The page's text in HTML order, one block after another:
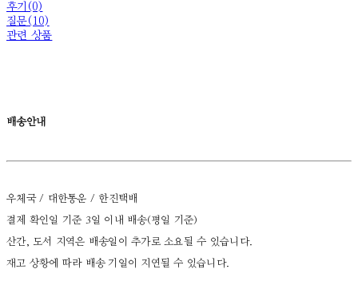
후기(0)
질문(10)
관련 상품
배송안내
우체국 / 대한통운 / 한진택배
결제 확인일 기준 3일 이내 배송(평일 기준)
산간, 도서 지역은 배송일이 추가로 소요될 수 있습니다.
재고 상황에 따라 배송 기일이 지연될 수 있습니다.